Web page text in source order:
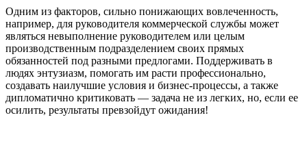
Одним из факторов, сильно понижающих вовлеченность,
например, для руководителя коммерческой службы может
являться невыполнение руководителем или целым
производственным подразделением своих прямых
обязанностей под разными предлогами. Поддерживать в
людях энтузиазм, помогать им расти профессионально,
создавать наилучшие условия и бизнес-процессы, а также
дипломатично критиковать — задача не из легких, но, если ее
осилить, результаты превзойдут ожидания!